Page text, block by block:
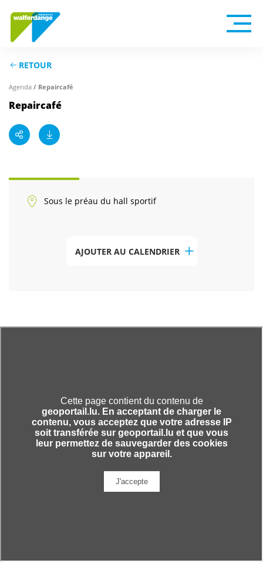
RETOUR
Agenda / Repaircafé
Repaircafé
Sous le préau du hall sportif
AJOUTER AU CALENDRIER